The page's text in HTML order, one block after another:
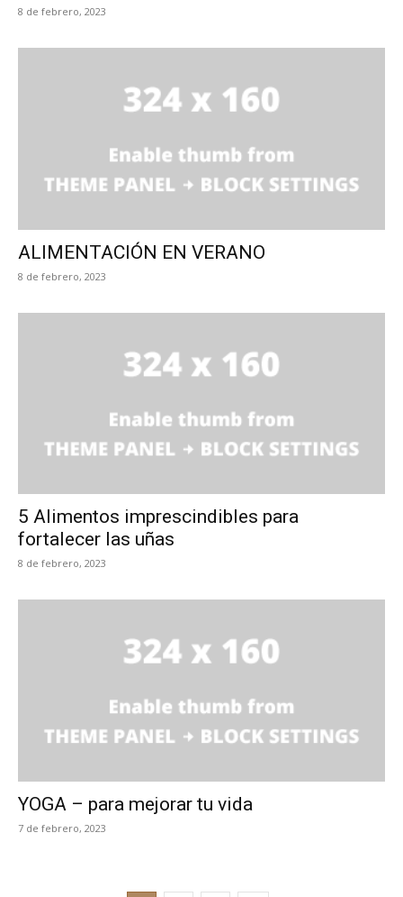
8 de febrero, 2023
ALIMENTACIÓN EN VERANO
8 de febrero, 2023
5 Alimentos imprescindibles para
fortalecer las uñas
8 de febrero, 2023
YOGA – para mejorar tu vida
7 de febrero, 2023